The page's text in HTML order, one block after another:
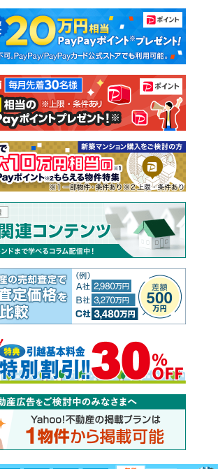
中古マンション
中古一戸建て
土地
教えて！住まいの先生